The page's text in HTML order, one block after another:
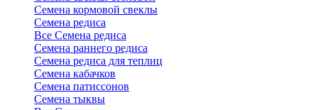
Семена кормовой свеклы
Семена редиса
Все Семена редиса
Семена раннего редиса
Семена редиса для теплиц
Семена кабачков
Семена патиссонов
Семена тыквы